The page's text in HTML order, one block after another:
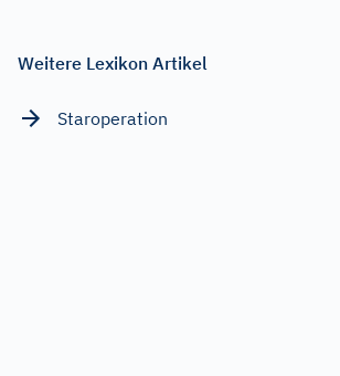
Weitere Lexikon Artikel
Staroperation